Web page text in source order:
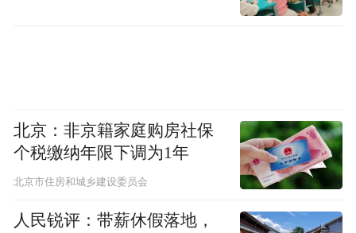
北京：非京籍家庭购房社保
个税缴纳年限下调为1年
北京市住房和城乡建设委员会
人民锐评：带薪休假落地，